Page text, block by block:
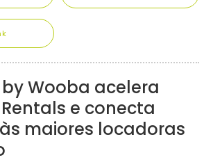
Wooba acelera
e conecta
maiores locadoras